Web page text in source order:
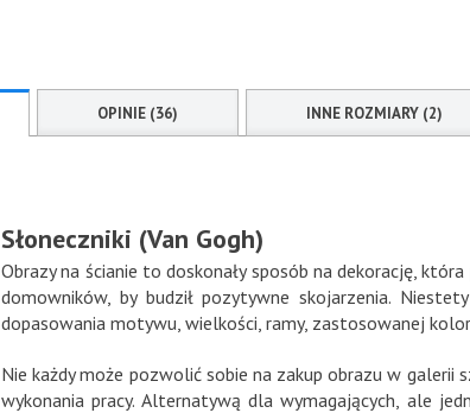
OPINIE (36) INNE ROZMIARY (2)
Słoneczniki (Van Gogh)
Obrazy na ścianie to doskonały sposób na dekorację,
domowników, by budził pozytywne skojarzenia.
dopasowania motywu, wielkości, ramy, zastosowanej
Nie każdy może pozwolić sobie na zakup obrazu w
wykonania pracy. Alternatywą dla wymagających, ale